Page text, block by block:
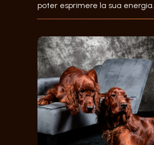
poter esprimere la sua energia.